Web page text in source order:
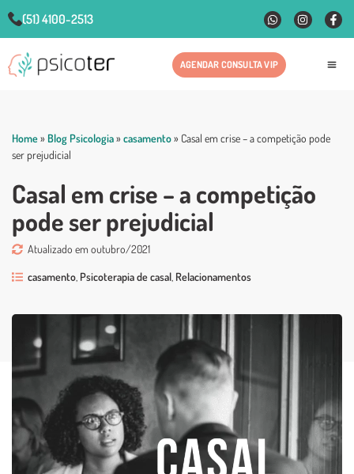
(51) 4100-2513
AGENDAR CONSULTA VIP
Home» Blog Psicologia» casamento» Casal em crise – a competição pode
ser prejudicial
Casal em crise – a competição
pode ser prejudicial
Atualizado em outubro/2021
casamento Psicoterapia de casal Relacionamentos